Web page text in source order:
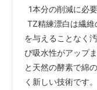
1本分の削減に必
TZ精練漂白は繊
を与えることなく
び吸水性がアップ
と天然の酵素で綿
く新しい技術です